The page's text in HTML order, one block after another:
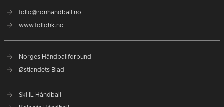
follo@ronhandball.no
www.follohk.no
Norges Håndballforbund
Østlandets Blad
Ski IL Håndball